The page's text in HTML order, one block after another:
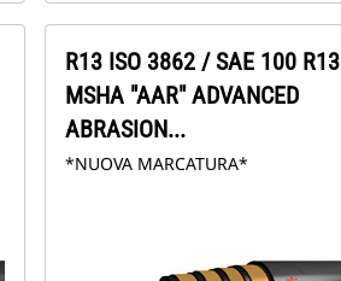
R13 ISO 3862 / SAE 100 R13
MSHA "AAR" ADVANCED
ABRASION...
*NUOVA MARCATURA*